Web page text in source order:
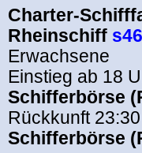
Charter-
Rheinschiff
Erwachsene
Einstieg ab 18
Schifferbörse
Rückkunft
Schifferbörse